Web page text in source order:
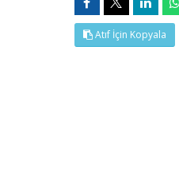
Atıf İçin Kopyala